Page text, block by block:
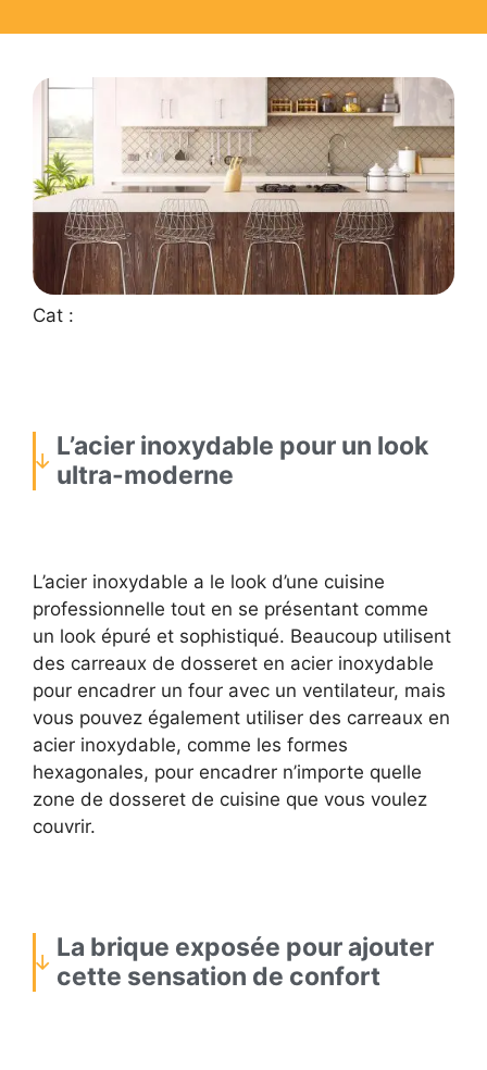
Cat :
L’acier inoxydable pour un look
ultra-moderne
L’acier inoxydable a le look d’une cuisine
professionnelle tout en se présentant comme
un look épuré et sophistiqué. Beaucoup utilisent
des carreaux de dosseret en acier inoxydable
pour encadrer un four avec un ventilateur, mais
vous pouvez également utiliser des carreaux en
acier inoxydable, comme les formes
hexagonales, pour encadrer n’importe quelle
zone de dosseret de cuisine que vous voulez
couvrir.
La brique exposée pour ajouter
cette sensation de confort